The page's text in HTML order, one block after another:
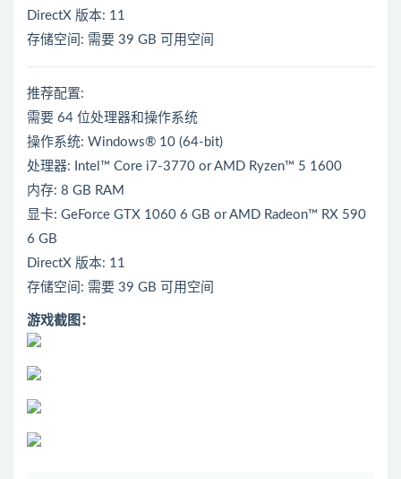
DirectX 版本: 11
存储空间: 需要 39 GB 可用空间
推荐配置:
需要 64 位处理器和操作系统
操作系统: Windows® 10 (64-bit)
处理器: Intel™ Core i7-3770 or AMD Ryzen™ 5 1600
内存: 8 GB RAM
显卡: GeForce GTX 1060 6 GB or AMD Radeon™ RX 590
6 GB
DirectX 版本: 11
存储空间: 需要 39 GB 可用空间
游戏截图：